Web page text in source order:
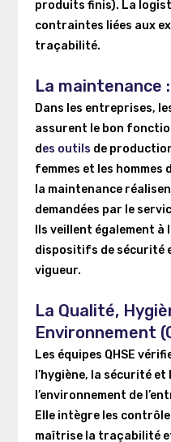
produits finis). La
contraintes liées aux
traçabilité.
La maintenance :
Dans les entreprises,
assurent le bon
des outils de
femmes et les hommes
la maintenance
demandées par le
Ils veillent également à
dispositifs de sécurité
vigueur.
La Qualité,
Environnement
Les équipes QHSE
l’hygiène, la sécurité et
l’environnement de
Elle intègre les
maîtrise la traçabilité